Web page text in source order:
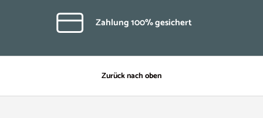
Zahlung 100% gesichert
Zurück nach oben